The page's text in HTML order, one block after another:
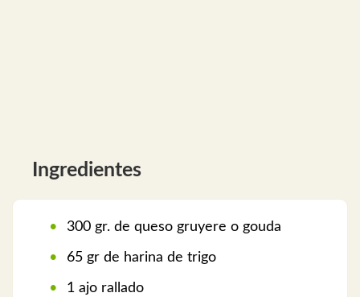
Ingredientes
300 gr. de queso gruyere o gouda
65 gr de harina de trigo
1 ajo rallado